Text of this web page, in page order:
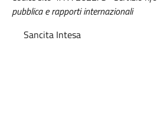
pubblica e rapporti internazionali
Sancita Intesa